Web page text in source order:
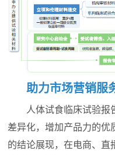
助力市场营销服
人体试食临床试验报
差异化，增加产品力的优
的结论展现，在电商、直